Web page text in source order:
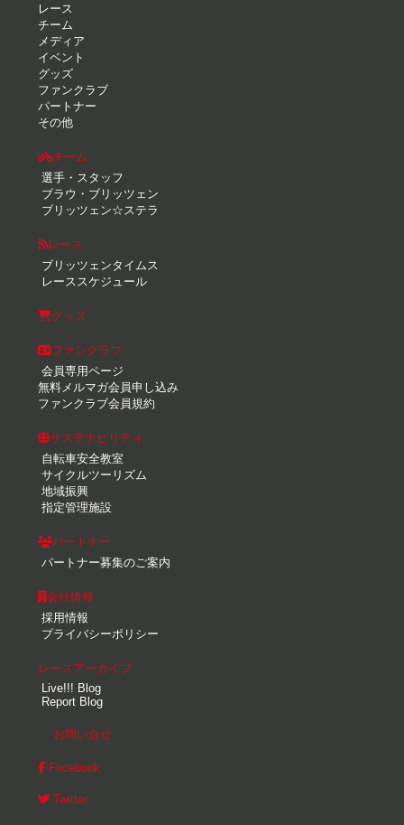
レース
チーム
メディア
イベント
グッズ
ファンクラブ
パートナー
その他
チーム
選手・スタッフ
ブラウ・ブリッツェン
ブリッツェン☆ステラ
レース
ブリッツェンタイムス
レーススケジュール
グッズ
ファンクラブ
会員専用ページ
無料メルマガ会員申し込み
ファンクラブ会員規約
サステナビリティ
自転車安全教室
サイクルツーリズム
地域振興
指定管理施設
パートナー
パートナー募集のご案内
会社情報
採用情報
プライバシーポリシー
レースアーカイブ
Live!!! Blog
Report Blog
お問い合せ
Facebook
Twitter